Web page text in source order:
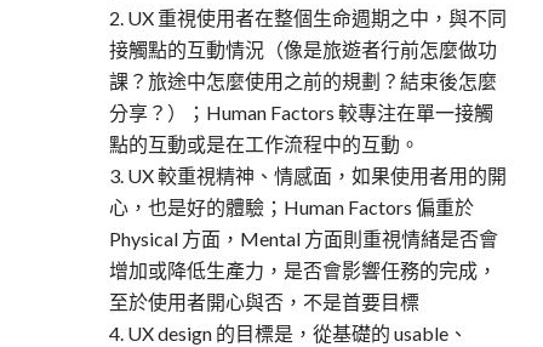
2. UX 重視使用者在整個生命週期之中，與不同
接觸點的互動情況（像是旅遊者行前怎麼做功
課？旅途中怎麼使用之前的規劃？結束後怎麼
分享？）；Human Factors 較專注在單一接觸
點的互動或是在工作流程中的互動。
3. UX 較重視精神、情感面，如果使用者用的開
心，也是好的體驗；Human Factors 偏重於
Physical 方面，Mental 方面則重視情緒是否會
增加或降低生產力，是否會影響任務的完成，
至於使用者開心與否，不是首要目標
4. UX design 的目標是，從基礎的 usable、